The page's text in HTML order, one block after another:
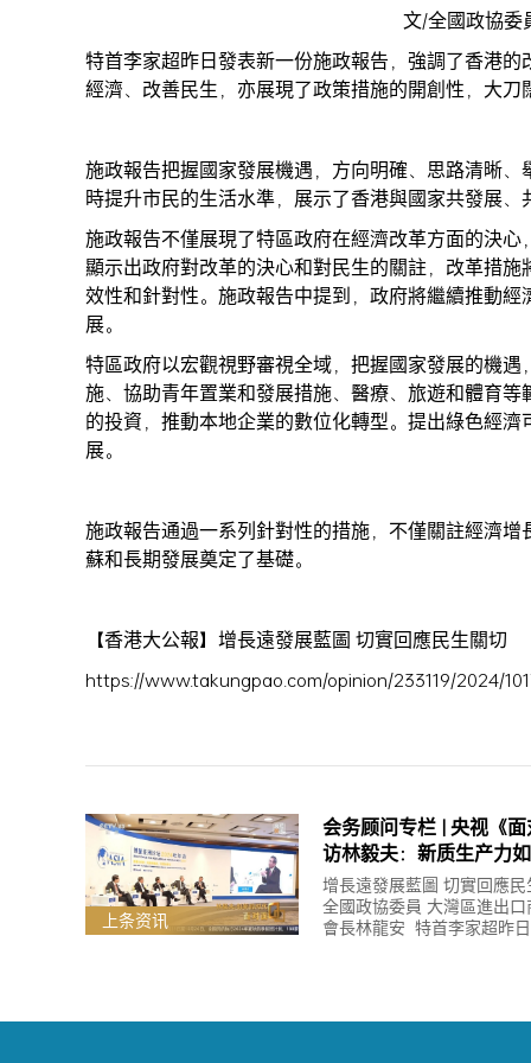
文/全國政協委
特首李家超昨日發表新一份施政報告，強調了香港
經濟、改善民生，亦展現了政策措施的開創性，大
施政報告把握國家發展機遇，方向明確、思路清晰
時提升市民的生活水準，展示了香港與國家共發展、
施政報告不僅展現了特區政府在經濟改革方面的決
顯示出政府對改革的決心和對民生的關註，改革措
效性和針對性。施政報告中提到，政府將繼續推動
展。
特區政府以宏觀視野審視全域，把握國家發展的機
施、協助青年置業和發展措施、醫療、旅遊和體育
的投資，推動本地企業的數位化轉型。提出綠色經
展。
施政報告通過一系列針對性的措施，不僅關註經濟
蘇和長期發展奠定了基礎。
【香港大公報】增長遠發展藍圖 切實回應民生關切
https://www.takungpao.com/opinion/233119/2024/
上条资讯
会务顾问专栏 | 央视《
访林毅夫：新质生产力
新”？中国经济的内在逻
么？
增長遠發展藍圖 切實回應
全國政協委員 大灣區進出
會長林龍安 特首李家超昨